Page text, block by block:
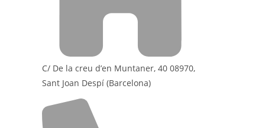
C/ De la creu d’en Muntaner, 40 08970,
Sant Joan Despí (Barcelona)